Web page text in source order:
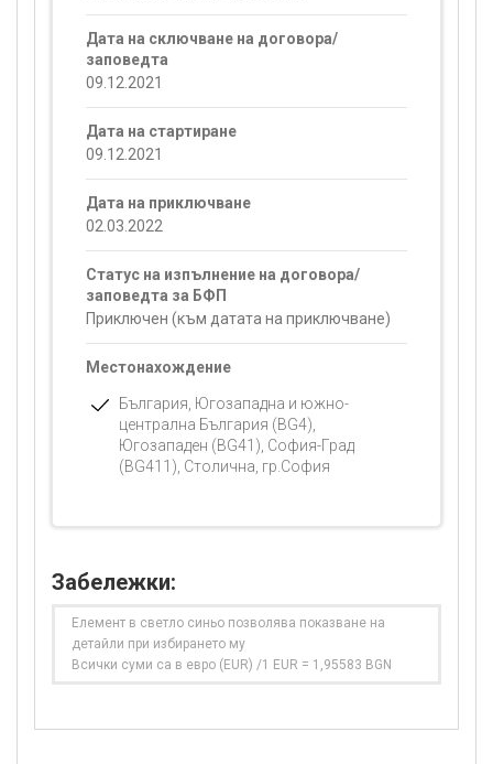
Дата на сключване на договора/
заповедта
09.12.2021
Дата на стартиране
09.12.2021
Дата на приключване
02.03.2022
Статус на изпълнение на договора/
заповедта за БФП
Приключен (към датата на приключване)
Местонахождение
България, Югозападна и южно-
централна България (BG4),
Югозападен (BG41), София-Град
(BG411), Столична, гр.София
Забележки:
Елемент в светло синьо позволява показване на
детайли при избирането му
Всички суми са в евро (EUR) /1 EUR = 1,95583 BGN